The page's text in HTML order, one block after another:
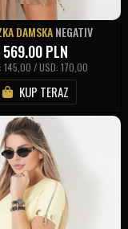
DAMSKANEGATIV
569.00PLN
145,00 / USD: 170,00
KUP TERAZ